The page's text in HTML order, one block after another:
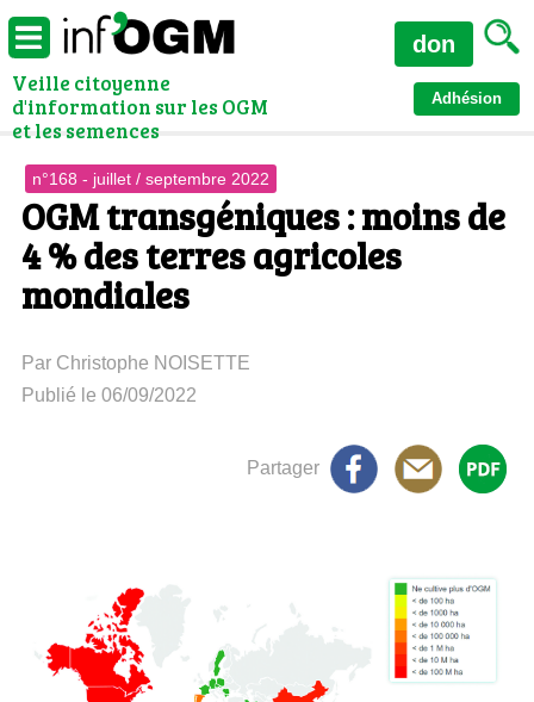
Veille citoyenne
d'information sur les OGM
et les semences
Adhésion
don
n°168 - juillet / septembre 2022
OGM transgéniques : moins de
4 % des terres agricoles
mondiales
Par Christophe NOISETTE
Publié le 06/09/2022
Partager